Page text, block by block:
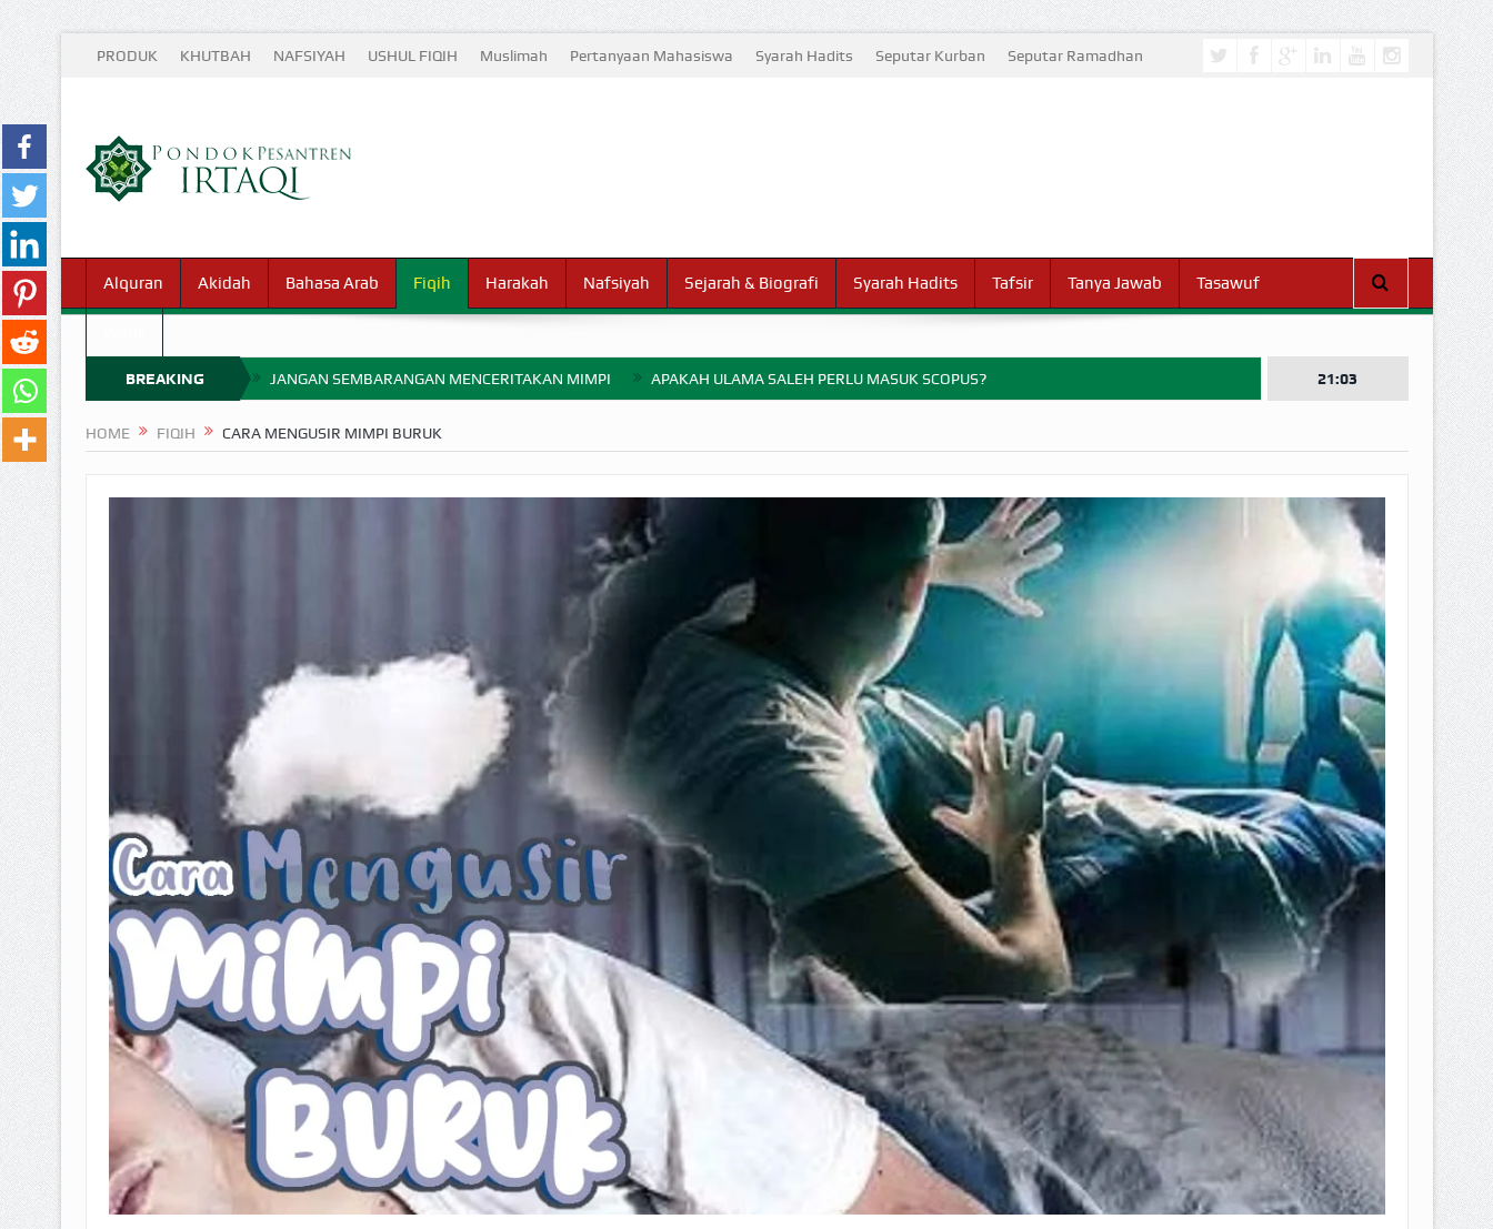
PRODUK KHUTBAH NAFSIYAH USHUL FIQIH Muslimah Pertanyaan Mahasiswa Syarah Hadits Seputar Kurban Seputar Ramadhan
Alquran Akidah Bahasa Arab Fiqih Harakah Nafsiyah Sejarah & Biografi Syarah Hadits Tafsir Tanya Jawab Tasawuf
BREAKING
NEWS
JANGAN SEMBARANGAN MENCERITAKAN MIMPI APAKAH ULAMA SALEH PERLU MASUK SCOPUS?
UANG HARAM BISA MENJADI HALAL JIKA SEBAB KEPEMILIKANNYA BERUBAH
BAHASA CINTA KARENA ALLAH HUKUM MEMBAYAR ZAKAT DENGAN CARA MENGANGSUR
HUKUM MEMBAYAR ZAKAT KEPADA KERABAT SENDIRI
21:03
HOME FIQIH CARA MENGUSIR MIMPI BURUK